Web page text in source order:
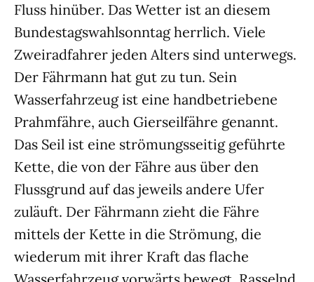
Fluss hinüber. Das Wetter ist an diesem
Bundestagswahlsonntag herrlich. Viele
Zweiradfahrer jeden Alters sind unterwegs.
Der Fährmann hat gut zu tun. Sein
Wasserfahrzeug ist eine handbetriebene
Prahmfähre, auch Gierseilfähre genannt.
Das Seil ist eine strömungsseitig geführte
Kette, die von der Fähre aus über den
Flussgrund auf das jeweils andere Ufer
zuläuft. Der Fährmann zieht die Fähre
mittels der Kette in die Strömung, die
wiederum mit ihrer Kraft das flache